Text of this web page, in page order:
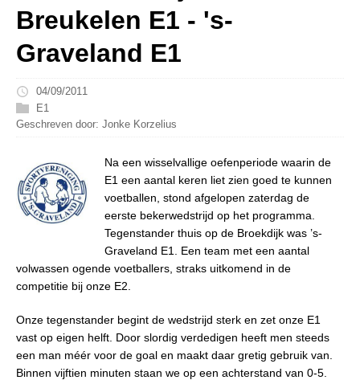
ALGEMEEN
DATUM
Breukelen E1 - 's-
Graveland E1
04/09/2011
E1
Geschreven door: Jonke Korzelius
Na een wisselvallige oefenperiode waarin de
E1 een aantal keren liet zien goed te kunnen
voetballen, stond afgelopen zaterdag de
eerste bekerwedstrijd op het programma.
Tegenstander thuis op de Broekdijk was ’s-
Graveland E1. Een team met een aantal
volwassen ogende voetballers, straks uitkomend in de
competitie bij onze E2.
Onze tegenstander begint de wedstrijd sterk en zet onze E1
vast op eigen helft. Door slordig verdedigen heeft men steeds
een man méér voor de goal en maakt daar gretig gebruik van.
Binnen vijftien minuten staan we op een achterstand van 0-5.